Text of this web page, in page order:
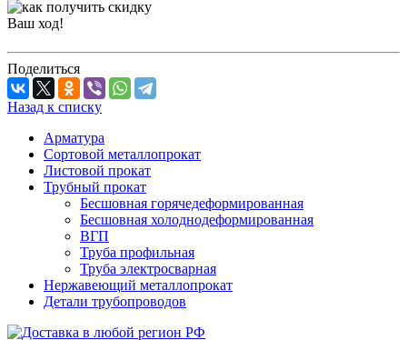
Ваш ход!
Поделиться
Назад к списку
Арматура
Сортовой металлопрокат
Листовой прокат
Трубный прокат
Бесшовная горячедеформированная
Бесшовная холоднодеформированная
ВГП
Труба профильная
Труба электросварная
Нержавеющий металлопрокат
Детали трубопроводов